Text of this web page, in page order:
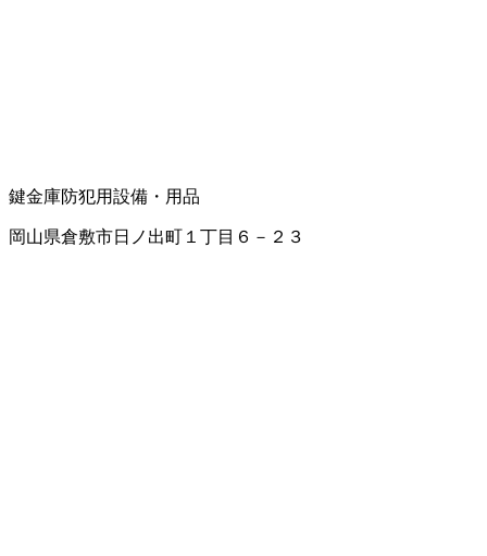
鍵金庫防犯用設備・用品
岡山県倉敷市日ノ出町１丁目６－２３